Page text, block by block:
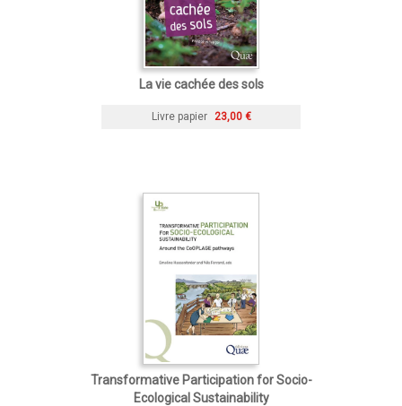
La vie cachée des sols
Livre papier 23,00 €
Transformative Participation for Socio-
Ecological Sustainability